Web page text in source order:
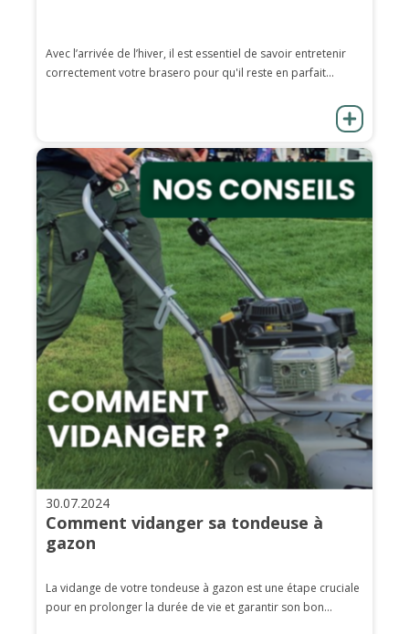
Avec l’arrivée de l’hiver, il est essentiel de savoir entretenir
correctement votre brasero pour qu'il reste en parfait...
30.07.2024
Comment vidanger sa tondeuse à
gazon
La vidange de votre tondeuse à gazon est une étape cruciale
pour en prolonger la durée de vie et garantir son bon...